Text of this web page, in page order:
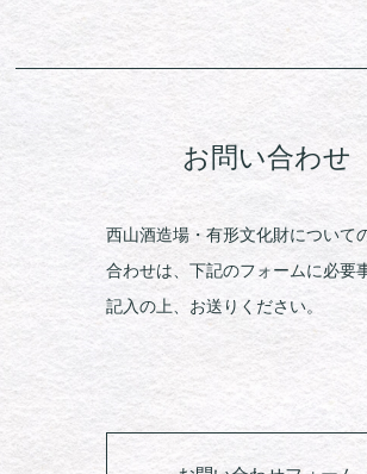
お問い合わせ
西山酒造場・有形文化財について
合わせは、下記のフォームに必要
記入の上、お送りください。